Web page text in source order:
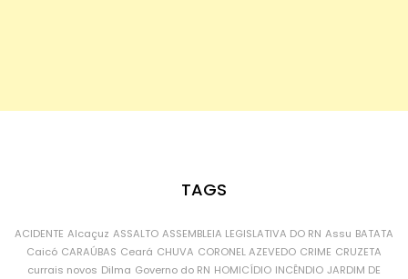
TAGS
ACIDENTE Alcaçuz ASSALTO ASSEMBLEIA LEGISLATIVA DO RN Assu BATATA
Caicó CARAÚBAS Ceará CHUVA CORONEL AZEVEDO CRIME CRUZETA
currais novos Dilma Governo do RN HOMICÍDIO INCÊNDIO JARDIM DE